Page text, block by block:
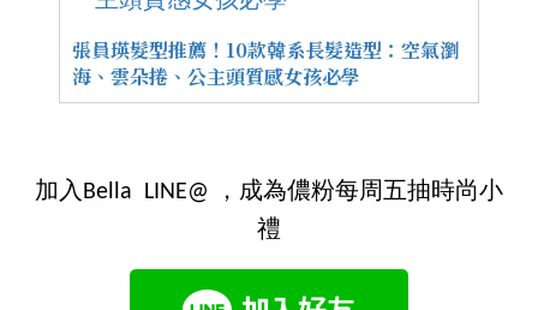
張員瑛髮型推薦！10款韓系長髮造型：空氣瀏
海、雲朵捲、公主頭質感女孩必學
加入Bella LINE@ ，成為儂粉每周五抽時尚小
禮